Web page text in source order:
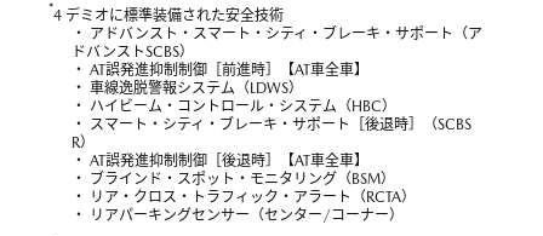
*4 デミオに標準装備された安全技術
・ アドバンスト・スマート・シティ・ブレーキ・サポート（ア
ドバンストSCBS）
・ AT誤発進抑制制御［前進時］【AT車全車】
・ 車線逸脱警報システム（LDWS）
・ ハイビーム・コントロール・システム（HBC）
・ スマート・シティ・ブレーキ・サポート［後退時］（SCBS
R）
・ AT誤発進抑制制御［後退時］【AT車全車】
・ ブラインド・スポット・モニタリング（BSM）
・ リア・クロス・トラフィック・アラート（RCTA）
・ リアパーキングセンサー（センター/コーナー）